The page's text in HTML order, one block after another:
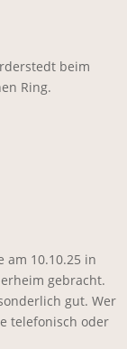
beim
Ring.
am 10.10.25 in
gebracht.
gut. Wer
telefonisch oder